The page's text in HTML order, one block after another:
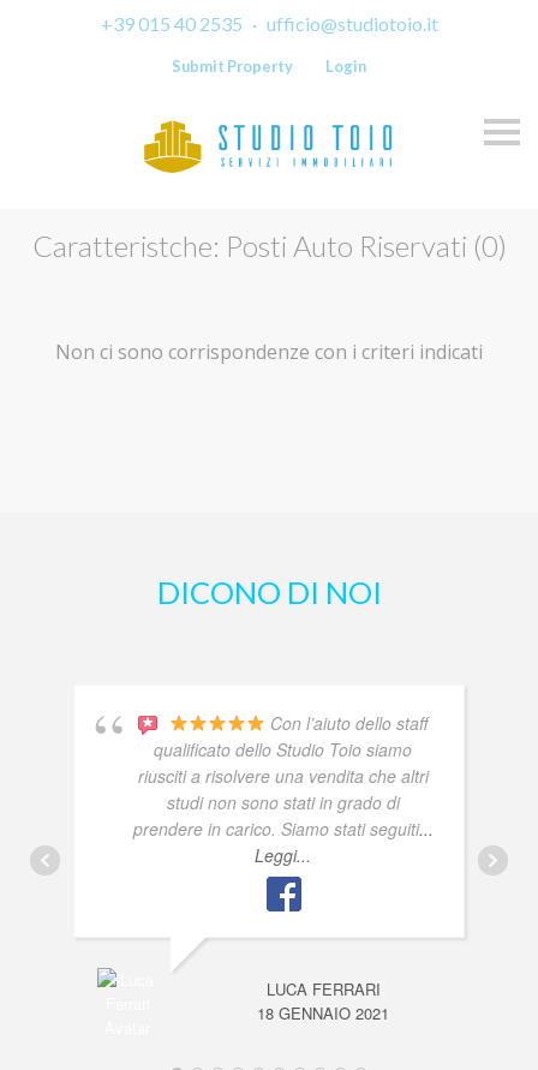
+39 015 40 2535 · ufficio@studiotoio.it
Submit Property Login
Caratteristche: Posti Auto Riservati (0)
Non ci sono corrispondenze con i criteri indicati
DICONO DI NOI
Con l’aiuto dello staff
qualificato dello Studio Toio siamo
riusciti a risolvere una vendita che altri
studi non sono stati in grado di
prendere in carico. Siamo stati seguiti...
Leggi...
LUCA FERRARI
18 GENNAIO 2021